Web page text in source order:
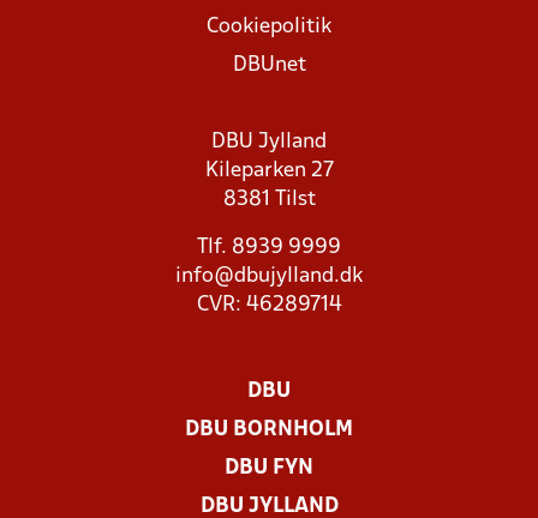
Cookiepolitik
DBUnet
DBU Jylland
Kileparken 27
8381 Tilst
Tlf. 8939 9999
info@dbujylland.dk
CVR: 46289714
DBU
DBU BORNHOLM
DBU FYN
DBU JYLLAND